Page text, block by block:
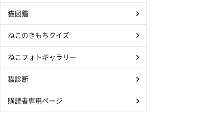
猫図鑑
ねこのきもちクイズ
ねこフォトギャラリー
猫診断
購読者専用ページ